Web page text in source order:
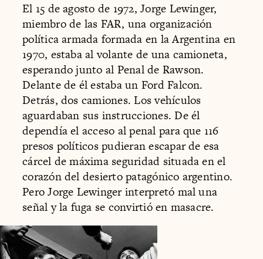
El 15 de agosto de 1972, Jorge Lewinger,
miembro de las FAR, una organización
política armada formada en la Argentina en
1970, estaba al volante de una camioneta,
esperando junto al Penal de Rawson.
Delante de él estaba un Ford Falcon.
Detrás, dos camiones. Los vehículos
aguardaban sus instrucciones. De él
dependía el acceso al penal para que 116
presos políticos pudieran escapar de esa
cárcel de máxima seguridad situada en el
corazón del desierto patagónico argentino.
Pero Jorge Lewinger interpretó mal una
señal y la fuga se convirtió en masacre.